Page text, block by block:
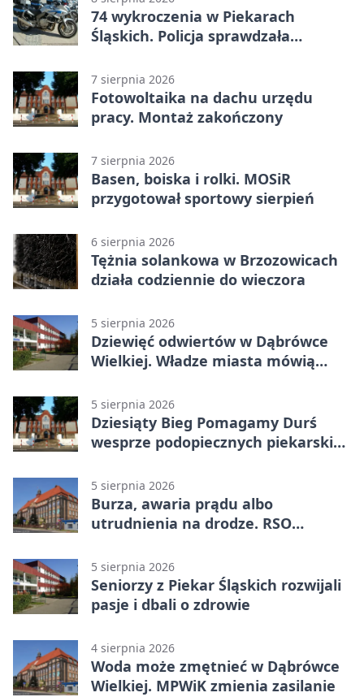
74 wykroczenia w Piekarach
Śląskich. Policja sprawdzała
7 sierpnia 2026
Fotowoltaika na dachu urzędu
pracy. Montaż zakończony
7 sierpnia 2026
Basen, boiska i rolki. MOSiR
przygotował sportowy sierpień
6 sierpnia 2026
Tężnia solankowa w Brzozowicach
działa codziennie do wieczora
5 sierpnia 2026
Dziewięć odwiertów w Dąbrówce
Wielkiej. Władze miasta mówią
5 sierpnia 2026
Dziesiąty Bieg Pomagamy Durś
wesprze podopiecznych piekarskich
5 sierpnia 2026
Burza, awaria prądu albo
utrudnienia na drodze. RSO
5 sierpnia 2026
Seniorzy z Piekar Śląskich rozwijali
pasje i dbali o zdrowie
4 sierpnia 2026
Woda może zmętnieć w Dąbrówce
Wielkiej. MPWiK zmienia zasilanie